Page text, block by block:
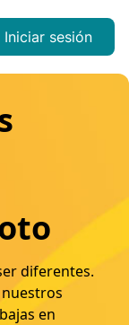
Iniciar sesión
diferentes.
en